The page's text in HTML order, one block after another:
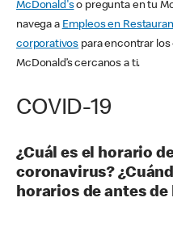
McDonald'so pregunta en tu
navega a Empleos en
corporativos para encontrar
McDonald’s cercanos a ti.
COVID-19
¿Cuál es el horario
coronavirus?
horarios de antes de